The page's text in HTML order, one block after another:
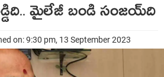
మైలేజీ బండి సంజ‌య్‌ది
on: 9:30 pm, 13 September 2023